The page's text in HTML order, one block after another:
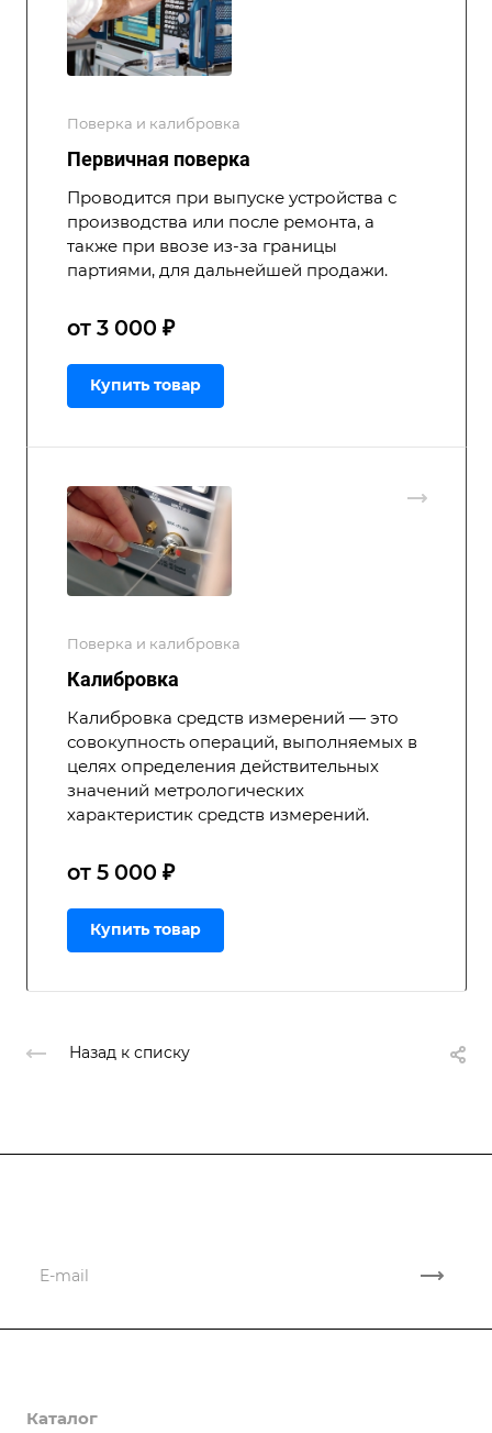
Поверка и калибровка
Первичная поверка
Проводится при выпуске устройства с
производства или после ремонта, а
также при ввозе из-за границы
партиями, для дальнейшей продажи.
от 3 000 ₽
Купить товар
Поверка и калибровка
Калибровка
Калибровка средств измерений — это
совокупность операций, выполняемых в
целях определения действительных
значений метрологических
характеристик средств измерений.
от 5 000 ₽
Купить товар
Назад к списку
О компании
Каталог